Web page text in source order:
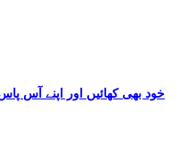
خود بھی کھائیں اور اپنے آس